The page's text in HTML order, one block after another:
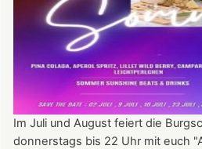
Im Juli und August feiert die
donnerstags bis 22 Uhr mit euch